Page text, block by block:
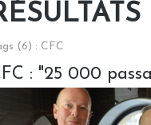
(6) : CFC
: "25 000